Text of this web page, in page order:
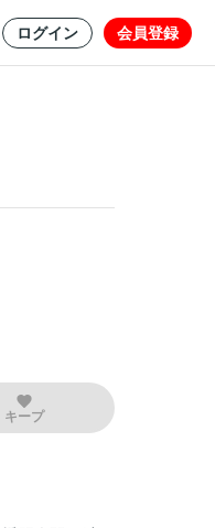
ログイン 会員登録
キープ